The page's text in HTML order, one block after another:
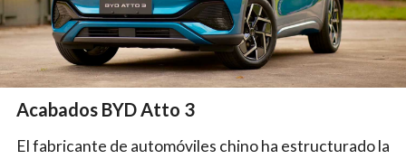
Acabados BYD Atto 3
El fabricante de automóviles chino ha estructurado la